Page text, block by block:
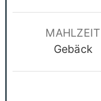
MAHLZEIT
Gebäck